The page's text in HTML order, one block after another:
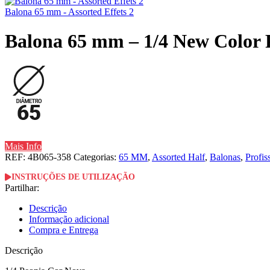
Balona 65 mm - Assorted Effets 2
Balona 65 mm – 1/4 New Color
Mais Info
REF: 4B065-358 Categorias: 65 MM, Assorted Half, Balonas,
INSTRUÇÕES DE UTILIZAÇÃO
Partilhar:
Descrição
Informação adicional
Compra e Entrega
Descrição